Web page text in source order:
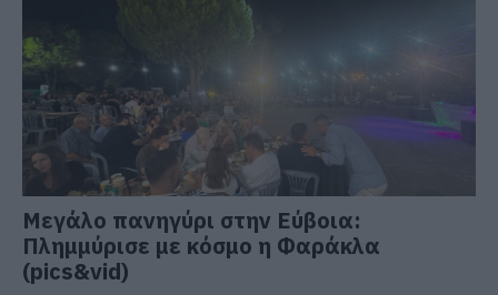
Μεγάλο πανηγύρι στην Εύβοια:
Πλημμύρισε με κόσμο η Φαράκλα
(pics&vid)